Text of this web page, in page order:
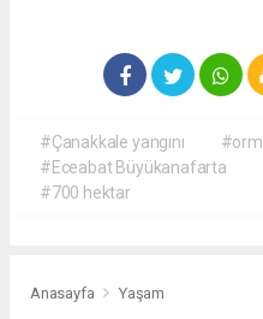
#Çanakkale yangını
#Eceabat Büyükanafarta
#700 hektar
Anasayfa Yaşam